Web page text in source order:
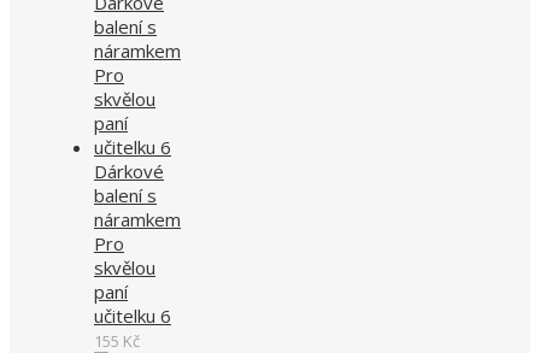
Dárkové
balení s
náramkem
Pro
skvělou
paní
učitelku 6
155 Kč